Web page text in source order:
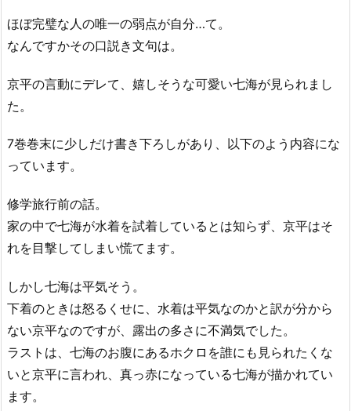
ほぼ完璧な人の唯一の弱点が自分…て。
なんですかその口説き文句は。
京平の言動にデレて、嬉しそうな可愛い七海が見られまし
た。
7巻巻末に少しだけ書き下ろしがあり、以下のよう内容にな
っています。
修学旅行前の話。
家の中で七海が水着を試着しているとは知らず、京平はそ
れを目撃してしまい慌てます。
しかし七海は平気そう。
下着のときは怒るくせに、水着は平気なのかと訳が分から
ない京平なのですが、露出の多さに不満気でした。
ラストは、七海のお腹にあるホクロを誰にも見られたくな
いと京平に言われ、真っ赤になっている七海が描かれてい
ます。